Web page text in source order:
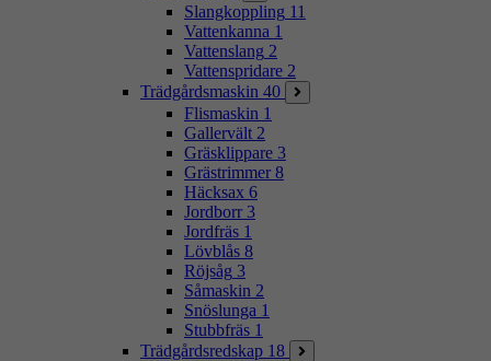
Slangkoppling 11
Vattenkanna 1
Vattenslang 2
Vattenspridare 2
Trädgårdsmaskin 40
Flismaskin 1
Gallervält 2
Gräsklippare 3
Grästrimmer 8
Häcksax 6
Jordborr 3
Jordfräs 1
Lövblås 8
Röjsåg 3
Såmaskin 2
Snöslunga 1
Stubbfräs 1
Trädgårdsredskap 18